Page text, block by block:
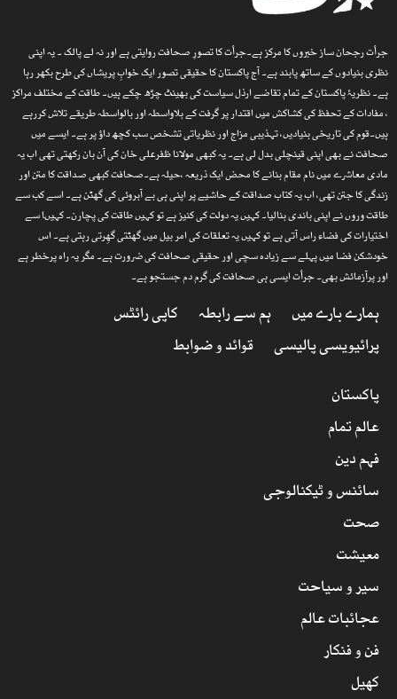
جرأت رجحان ساز خبروں کا مرکز ہے۔جرأت کا تصورِ صحافت روایتی ہے اور نہ لے پالک ۔ یہ اپنی
نظری بنیادوں کے ساتھ پابند ہے۔ آج پاکستان کا حقیقی تصور ایک خوابِ پریشاں کی طرح بکھر رہا
ہے۔ نظریۂ پاکستان کے تمام تقاضے ارذل سیاست کی بھینٹ چڑھ چکے ہیں۔ طاقت کے مختلف مراکز
، مفادات کے تحفظ کی کشاکش میں اقتدار پر گرفت کے بلاواسطہ اور بالواسطہ طریقے تلاش کررہے
ہیں۔قوم کی تاریخی بنیادیں، تہذیبی مزاج اور نظریاتی تشخص سب کچھ داؤ پر ہے۔ ایسے میں
صحافت نے بھی اپنی قینچلی بدل لی ہے۔ یہ کبھی مولانا ظفرعلی خان کی آن بان رکھتی تھی اب یہ
مادی معاشرے میں نام مقام بنانے کا محض ایک ذریعہ ،حیلہ ہے۔صحافت کبھی صداقت کا متن اور
زندگی کا جتن تھی، اب یہ کتاب صداقت کے حاشیے پر اپنی ہی بے آبروئی کی گھٹن ہے۔ اسے کب سے
طاقت وروں نے اپنی باندی بنالیا۔ کہیں یہ دولت کی کنیز ہے تو کہیں طاقت کی پچارن۔ کہیںا سے
اختیارات کی فضاء راس آتی ہے تو کہیں یہ تعلقات کی امر بیل میں گھٹتی گھِرتی رہتی ہے۔ اس
خودشکن فضا میں پہلے سے زیادہ سچی اور حقیقی صحافت کی ضرورت ہے۔ مگر یہ راہ پرخطر ہے
اور پرآزمائش بھی۔ جرأت ایسی ہی صحافت کی گرم دم جستجو ہے۔
ہمارے بارے میں ہم سے رابطہ
کاپی رائٹس
پرائیویسی پالیسی
قوائد و ضوابط
پاکستان
عالم تمام
فہم دین
سائنس و ٹیکنالوجی
صحت
معیشت
سیر و سیاحت
عجائبات عالم
فن و فنکار
کھیل